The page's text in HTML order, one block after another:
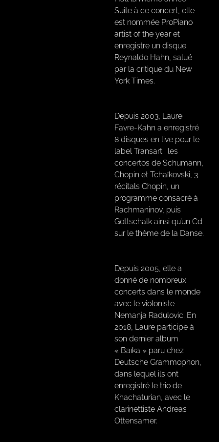
Suite à ce concert, elle
est nommée ProPiano
artist of the year et
enregistre un disque
Reynaldo Hahn, salué
par la critique du New
York Times.
Depuis 2003, Laure
Favre-Kahn a enregistré
8 disques en live pour le
label Transart ; les
concertos de Schumann,
Chopin et Tchaïkovski, 3
récitals Chopin, un
programme consacré à
Rachmaninov, puis
Gottschalk ainsi qu’un Cd
sur le thème de la Danse.
Depuis 2005, elle a
donné de nombreux
concerts dans le monde
avec le violoniste
Nemanja Radulovic. En
2018, Laure participe à
son dernier album
« Baïka » paru chez
Deutsche Grammophon,
dans lequel ils ont
enregistré le trio de
Khachaturian, avec le
clarinettiste Andreas
Ottensamer.